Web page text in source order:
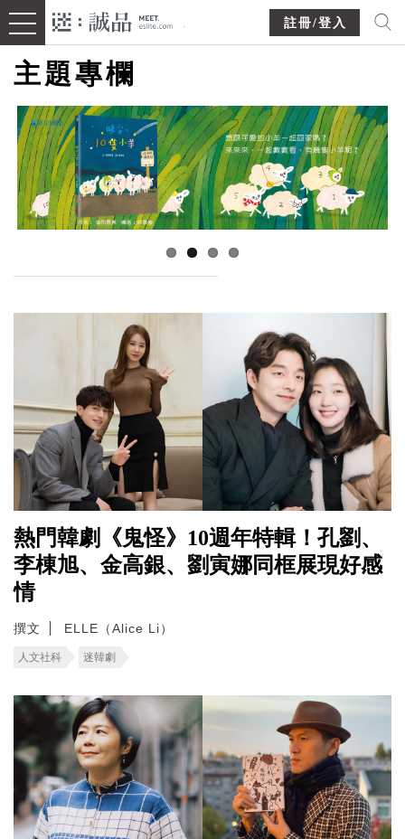
註冊/登入
主題專欄
熱門韓劇《鬼怪》10週年特輯！孔劉、
李棟旭、金高銀、劉寅娜同框展現好感
情
撰文 ELLE（Alice Li）
人文社科 迷韓劇